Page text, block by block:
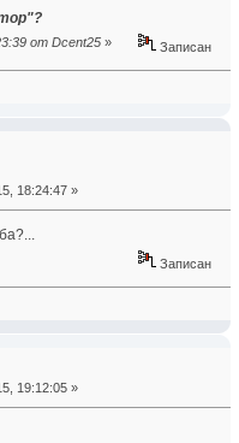
от Dcent25 » Записан
18:24:47 »
Записан
19:12:05 »